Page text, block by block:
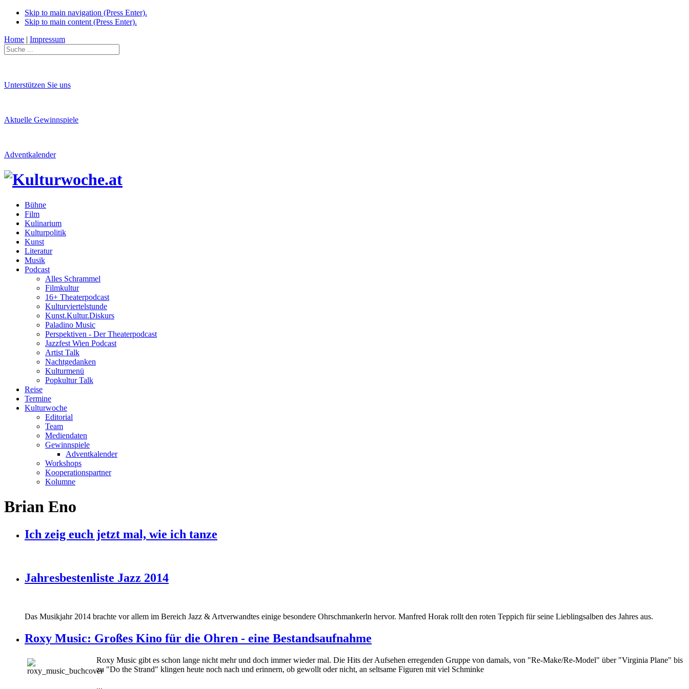
Skip to main navigation (Press Enter).
Skip to main content (Press Enter).
Home | Impressum
Unterstützen Sie uns
Aktuelle Gewinnspiele
Adventkalender
Bühne
Film
Kulinarium
Kulturpolitik
Kunst
Literatur
Musik
Podcast
Alles Schrammel
Filmkultur
16+ Theaterpodcast
Kulturviertelstunde
Kunst.Kultur.Diskurs
Paladino Music
Perspektiven - Der Theaterpodcast
Jazzfest Wien Podcast
Artist Talk
Nachtgedanken
Kulturmenü
Popkultur Talk
Reise
Termine
Kulturwoche
Editorial
Team
Mediendaten
Gewinnspiele
Adventkalender
Workshops
Kooperationspartner
Kolumne
Brian Eno
Ich zeig euch jetzt mal, wie ich tanze
Jahresbestenliste Jazz 2014
Das Musikjahr 2014 brachte vor allem im Bereich Jazz & Artverwandtes einige besondere Ohrschmankerln hervor. Manfred Horak rollt den roten Teppich für seine Lieblingsalben des Jahres aus.
Roxy Music: Großes Kino für die Ohren - eine Bestandsaufnahme
Roxy Music gibt es schon lange nicht mehr und doch immer wieder mal. Die Hits der Aufsehen erregenden Gruppe von damals, von "Re-Make/Re-Model" über "Virginia Plane" bis
zu "Do the Strand" klingen heute noch nach und erinnern, ob gewollt oder nicht, an seltsame Figuren mit viel Schminke
...